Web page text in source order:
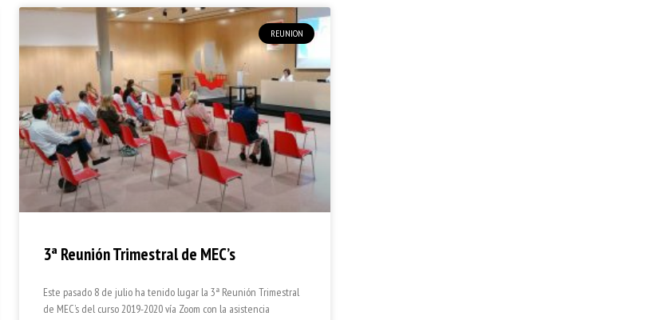
REUNION
3ª Reunión Trimestral de MEC’s
Este pasado 8 de julio ha tenido lugar la 3ª Reunión Trimestral
de MEC’s del curso 2019-2020 vía Zoom con la asistencia